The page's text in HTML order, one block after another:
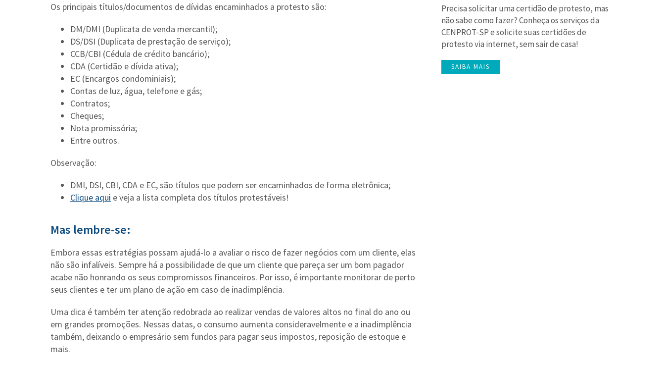
Os principais títulos/documentos de dívidas encaminhados a protesto são:
DM/DMI (Duplicata de venda mercantil);
DS/DSI (Duplicata de prestação de serviço);
CCB/CBI (Cédula de crédito bancário);
CDA (Certidão e dívida ativa);
EC (Encargos condominiais);
Contas de luz, água, telefone e gás;
Contratos;
Cheques;
Nota promissória;
Entre outros.
Observação:
DMI, DSI, CBI, CDA e EC, são títulos que podem ser encaminhados de forma eletrônica;
Clique aqui e veja a lista completa dos títulos protestáveis!
Mas lembre-se:
Embora essas estratégias possam ajudá-lo a avaliar o risco de fazer negócios com um cliente, elas
não são infalíveis. Sempre há a possibilidade de que um cliente que pareça ser um bom pagador
acabe não honrando os seus compromissos financeiros. Por isso, é importante monitorar de perto
seus clientes e ter um plano de ação em caso de inadimplência.
Uma dica é também ter atenção redobrada ao realizar vendas de valores altos no final do ano ou
em grandes promoções. Nessas datas, o consumo aumenta consideravelmente e a inadimplência
também, deixando o empresário sem fundos para pagar seus impostos, reposição de estoque e
mais.
Precisa solicitar uma certidão de protesto, mas
não sabe como fazer? Conheça os serviços da
CENPROT-SP e solicite suas certidões de
protesto via internet, sem sair de casa!
SAIBA MAIS